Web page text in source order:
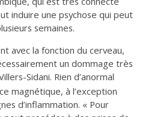
induire une psychose qui peut
semaines.
avec la fonction du cerveau,
un dommage très
Sidani. Rien d’anormal
magnétique, à l’exception
d’inflammation. « Pour